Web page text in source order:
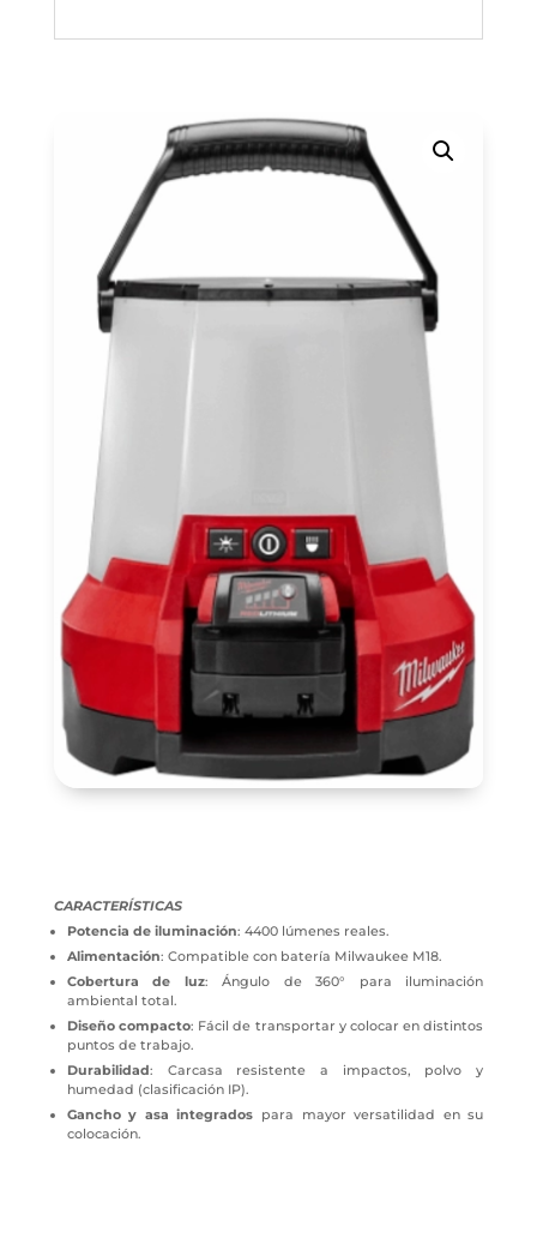
CARACTERÍSTICAS
Potencia de iluminación: 4400 lúmenes reales.
Alimentación: Compatible con batería Milwaukee M18.
Cobertura de luz: Ángulo de 360° para iluminación
ambiental total.
Diseño compacto: Fácil de transportar y colocar en distintos
puntos de trabajo.
Durabilidad: Carcasa resistente a impactos, polvo y
humedad (clasificación IP).
Gancho y asa integrados para mayor versatilidad en su
colocación.